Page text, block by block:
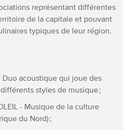
représentant différentes
de la capitale et pouvant
typiques de leur région.
Duo acoustique qui joue des
styles de musique ;
- Musique de la culture
du Nord) ;